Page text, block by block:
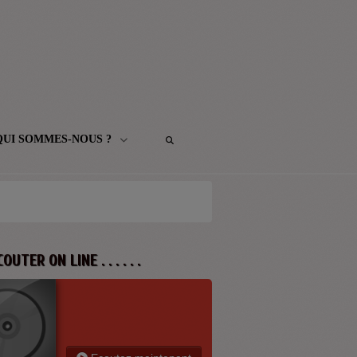
SOMMES-NOUS ?
ON LINE . . . . . .